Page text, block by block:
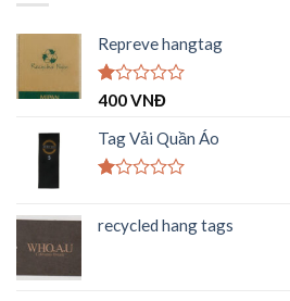
Repreve hangtag
Được
hạng
1.00
5
400VNĐ
Tag Vải Quần Áo
hạng
recycled hang tags